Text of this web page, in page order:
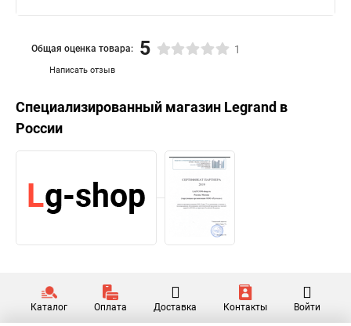
Написать отзыв
Общая оценка товара: 5 1
Специализированный магазин Legrand в
России
Каталог Оплата Доставка Контакты Войти